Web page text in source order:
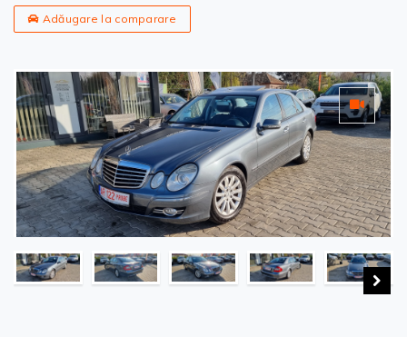
Adăugare la comparare